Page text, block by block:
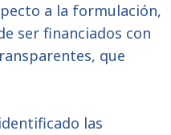
a la formulación,
ser financiados con
que
las